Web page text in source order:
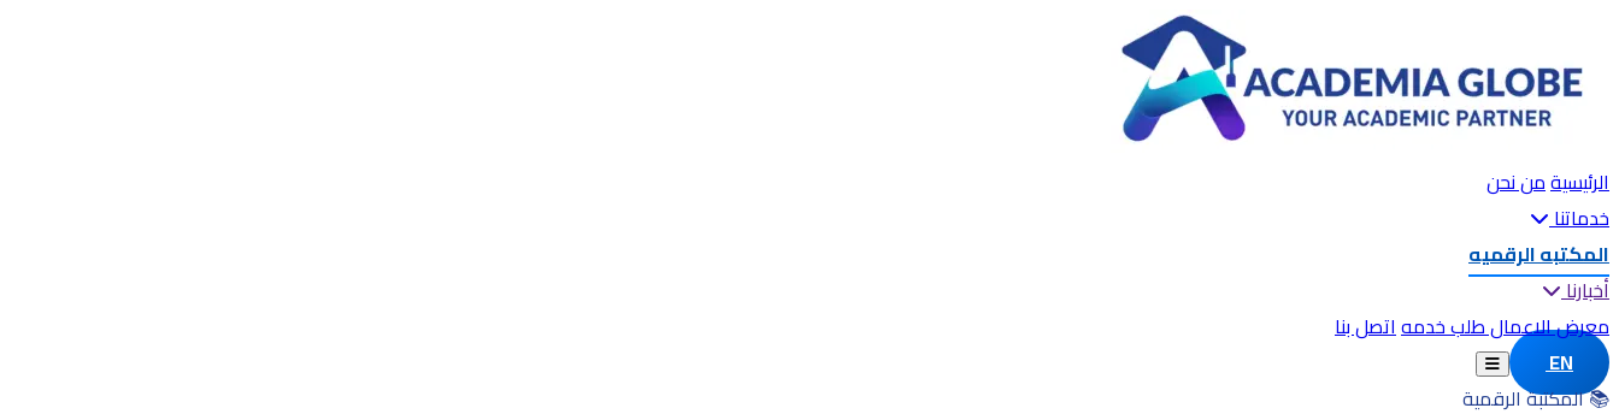
الرئيسيةمن نحن
خدماتنا
المكتبه الرقميه
أخبارنا
معرض الاعمالطلب خدمهاتصل بنا
EN
📚 المكتبة الرقمية